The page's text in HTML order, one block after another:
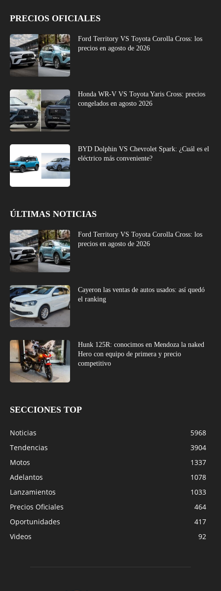
PRECIOS OFICIALES
Ford Territory VS Toyota Corolla Cross: los
precios en agosto de 2026
Honda WR-V VS Toyota Yaris Cross: precios
congelados en agosto 2026
BYD Dolphin VS Chevrolet Spark: ¿Cuál es el
eléctrico más conveniente?
ÚLTIMAS NOTICIAS
Ford Territory VS Toyota Corolla Cross: los
precios en agosto de 2026
Cayeron las ventas de autos usados: así quedó
el ranking
Hunk 125R: conocimos en Mendoza la naked
Hero con equipo de primera y precio
competitivo
SECCIONES TOP
Noticias
5968
Tendencias
3904
Motos
1337
Adelantos
1078
Lanzamientos
1033
Precios Oficiales
464
Oportunidades
417
Videos
92